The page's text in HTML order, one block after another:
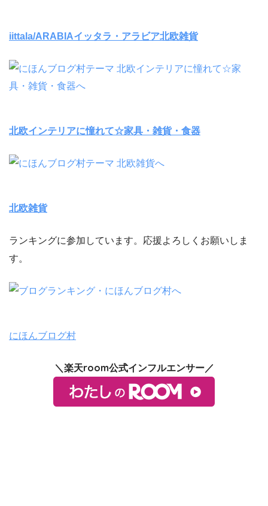
iittala/ARABIAイッタラ・アラビア北欧雑貨
北欧インテリアに憧れて☆家具・雑貨・食器
北欧雑貨
ランキングに参加しています。応援よろしくお願いしま
す。
にほんブログ村
＼楽天room公式インフルエンサー／